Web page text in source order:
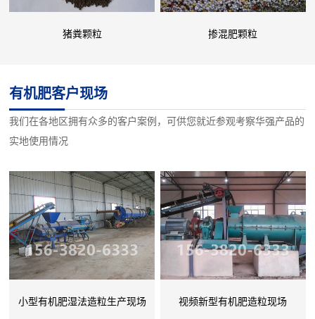
猪粪颗粒 掺混肥颗粒
有机肥客户现场
我们在各地区拥有众多的客户案例，可供您就近参观考察华强产品的
实地使用情况
小型有机肥湿法造粒生产现场 视频新型有机肥造粒现场